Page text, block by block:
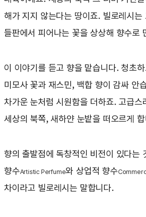
해가 지지 않는다는 땅이죠. 빌로레시는
들판에서 피어나는 꽃을 상상해 향수로
이 이야기를 듣고 향을 맡습니다. 청초
미모사 꽃과 재스민, 백합 향이 감싸 안
차가운 눈처럼 시원함을 더하죠. 고급스
세상의 북쪽, 새하얀 눈밭을 떠오르게
향의 출발점에 독창적인 비전이 있다는
향수Artistic Perfume와 상업적 향수
차이라고 빌로레시는 말합니다.